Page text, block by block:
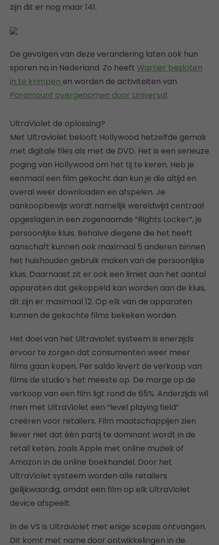
zijn dit er nog maar 141.
De gevolgen van deze verandering laten ook hun
sporen na in Nederland. Zo heeft Warner besloten
in te krimpen en worden de activiteiten van
Paramount overgenomen door Universal.
UltraViolet de oplossing?
Met Ultraviolet belooft Hollywood hetzelfde gemak
met digitale files als met de DVD. Het is een serieuze
poging van Hollywood om het tij te keren. Heb je
eenmaal een film gekocht dan kun je die altijd en
overal weer downloaden en afspelen. Je
aankoopbewijs wordt namelijk wereldwijd centraal
opgeslagen in een zogenaamde “Rights Locker”, je
persoonlijke kluis. Behalve diegene die het heeft
aanschaft kunnen ook maximaal 5 anderen binnen
het huishouden gebruik maken van de persoonlijke
kluis. Daarnaast zit er ook een limiet aan het aantal
apparaten dat gekoppeld kan worden aan de kluis,
dit zijn er maximaal 12. Op elk van de apparaten
kunnen de gekochte films bekeken worden.
Het doel van het Ultraviolet systeem is enerzijds
ervoor te zorgen dat consumenten weer meer
films gaan kopen. Per saldo levert de verkoop van
films de studio’s het meeste op. De marge op de
verkoop van een film ligt rond de 65%. Anderzijds wil
men met UltraViolet een “level playing field”
creëren voor retailers. Film maatschappijen zien
liever niet dat één partij te dominant wordt in de
retail keten, zoals Apple met online muziek of
Amazon in de online boekhandel. Door het
UltraViolet systeem worden alle retailers
gelijkwaardig, omdat een film op elk UltraViolet
device afspeelt.
In de VS is Ultraviolet met enige scepsis ontvangen.
Dit komt met name door ontwikkelingen in de